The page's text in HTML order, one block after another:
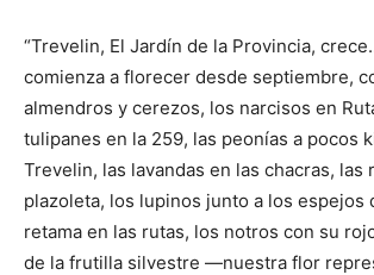
“Trevelin, El Jardín de la Provincia,
comienza a florecer desde septiembre,
almendros y cerezos, los narcisos en
tulipanes en la 259, las peonías a pocos
Trevelin, las lavandas en las chacras, las
plazoleta, los lupinos junto a los espejos
retama en las rutas, los notros con su
de la frutilla silvestre —nuestra flor